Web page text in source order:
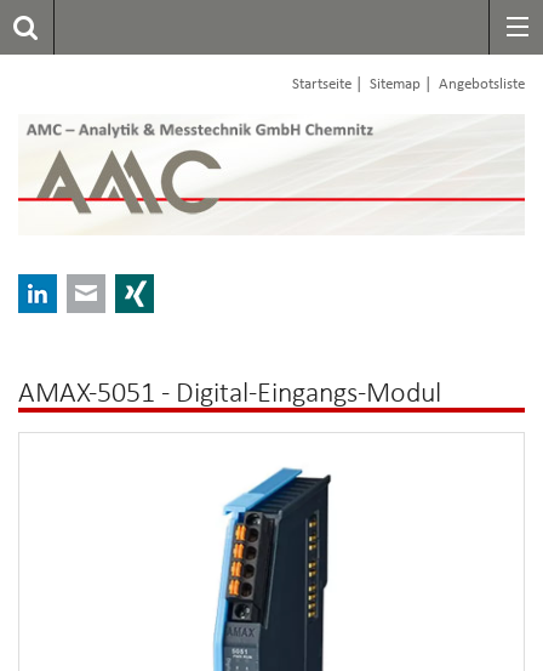
Startseite Sitemap Angebotsliste
LinkedInE-mail
AMAX-5051 - Digital-Eingangs-Modul